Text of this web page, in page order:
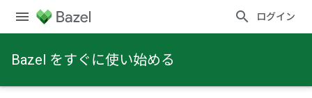
ログイン
Bazel をすぐに使い始める